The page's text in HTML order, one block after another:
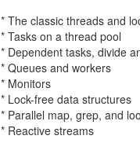
* The classic threads and
* Tasks on a thread pool
* Dependent tasks, divide
* Queues and workers
* Monitors
* Lock-free data structures
* Parallel map, grep, and
* Reactive streams